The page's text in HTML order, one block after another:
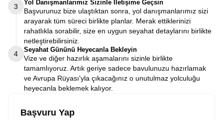
3
Yol Danışmanlarımız Sizinle İletişime Geçsin
Başvurunuz bize ulaştıktan sonra, yol danışmanlarımız sizi
arayarak tüm süreci birlikte planlar. Merak ettiklerinizi
rahatlıkla sorabilir, size en uygun seyahat detaylarını birlikte
netleştirebilirsiniz.
4
Seyahat Gününü Heyecanla Bekleyin
Vize ve diğer hazırlık aşamalarını sizinle birlikte
tamamlıyoruz. Artık geriye sadece bavulunuzu hazırlamak
ve Avrupa Rüyası'yla çıkacağınız o unutulmaz yolculuğu
heyecanla beklemek kalıyor.
Başvuru Yap